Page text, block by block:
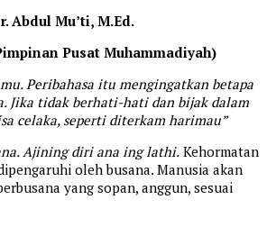
Abdul Mu’ti, M.Ed.
Pusat Muhammadiyah)
Peribahasa itu mengingatkan betapa
Jika tidak berhati-hati dan bijak dalam
celaka, seperti diterkam harimau”
Ajining diri ana ing lathi. Kehormatan
oleh busana. Manusia akan
yang sopan, anggun, sesuai